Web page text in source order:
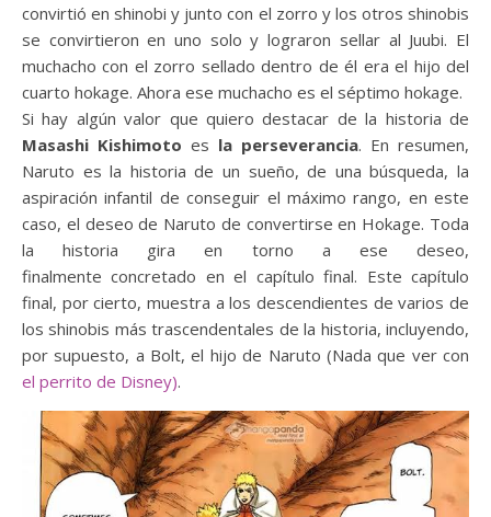
convirtió en shinobi y junto con el zorro y los otros shinobis
se convirtieron en uno solo y lograron sellar al Juubi. El
muchacho con el zorro sellado dentro de él era el hijo del
cuarto hokage. Ahora ese muchacho es el séptimo hokage.
Si hay algún valor que quiero destacar de la historia de
Masashi Kishimoto es la perseverancia. En resumen,
Naruto es la historia de un sueño, de una búsqueda, la
aspiración infantil de conseguir el máximo rango, en este
caso, el deseo de Naruto de convertirse en Hokage. Toda
la historia gira en torno a ese deseo,
finalmente concretado en el capítulo final. Este capítulo
final, por cierto, muestra a los descendientes de varios de
los shinobis más trascendentales de la historia, incluyendo,
por supuesto, a Bolt, el hijo de Naruto (Nada que ver con
el perrito de Disney).